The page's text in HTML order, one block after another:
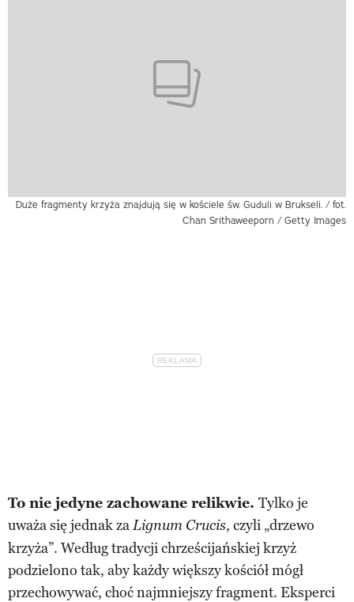
Duże fragmenty krzyża znajdują się w kościele św. Guduli w Brukseli. / fot.
Chan Srithaweeporn / Getty Images
To nie jedyne zachowane relikwie. Tylko je
uważa się jednak zaLignum Crucis, czyli „drzewo
krzyża”. Według tradycji chrześcijańskiej krzyż
podzielono tak, aby każdy większy kościół mógł
przechowywać, choć najmniejszy fragment. Eksperci